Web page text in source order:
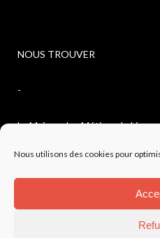
Nous utilisons des cookies pour
NOUS TROUVER
-
La Maison des Métiers du Livre
4, avenue de l’observatoire